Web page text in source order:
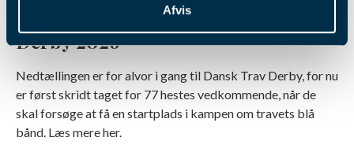
Afvis
Pointberegning til Dansk Trav
Derby 2026
Nedtællingen er for alvor i gang til Dansk Trav Derby, for nu
er først skridt taget for 77 hestes vedkommende, når de
skal forsøge at få en startplads i kampen om travets blå
bånd. Læs mere her.